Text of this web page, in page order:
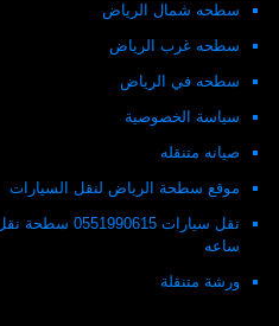
سطحه شمال الرياض
سطحه غرب الرياض
سطحه في الرياض
سياسة الخصوصية
صيانه متنقله
موقع سطحة الرياض لنقل السيارات
ساعه
ورشة متنقلة